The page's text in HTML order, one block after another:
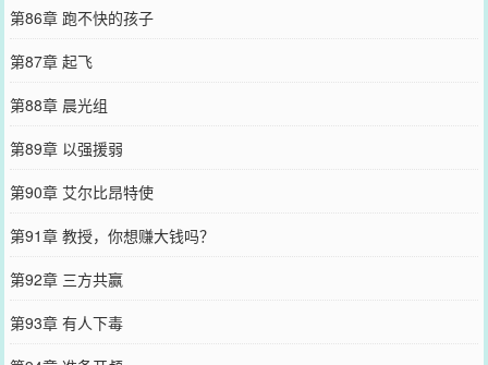
第86章 跑不快的孩子
第87章 起飞
第88章 晨光组
第89章 以强援弱
第90章 艾尔比昂特使
第91章 教授，你想赚大钱吗？
第92章 三方共赢
第93章 有人下毒